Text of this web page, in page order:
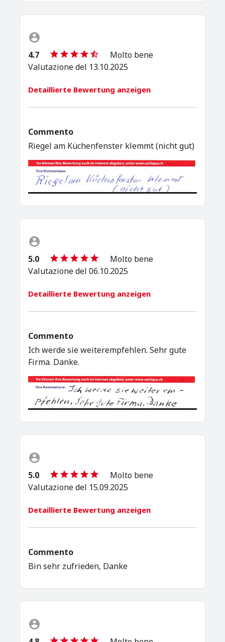
4.7
Molto bene
Valutazione del 13.10.2025
Detaillierte Bewertung anzeigen
Commento
Riegel am Küchenfenster klemmt (nicht gut)
5.0
Molto bene
Valutazione del 06.10.2025
Detaillierte Bewertung anzeigen
Commento
Ich werde sie weiterempfehlen. Sehr gute
Firma. Danke.
5.0
Molto bene
Valutazione del 15.09.2025
Detaillierte Bewertung anzeigen
Commento
Bin sehr zufrieden, Danke